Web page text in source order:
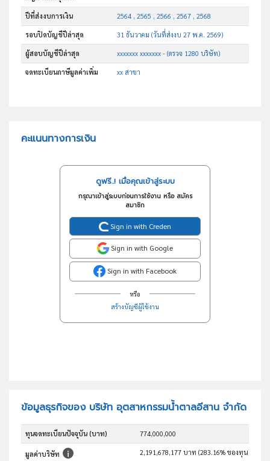
ปีที่ส่งงบการเงิน 2564 , 2565 , 2566 , 2567 , 2568
รอบปิดบัญชีปีล่าสุด 31 ธันวาคม (วันที่ส่งงบ 27 พ.ค. 2569)
ผู้สอบบัญชีปีล่าสุด xxxxxxx xxxxxxx - (ตรวจ 1280 บริษัท)
จดทะเบียนภาษีมูลค่าเพิ่ม xx สาขา
คะแนนทางการเงิน
ดูฟรี..! เมื่อคุณเข้าสู่ระบบ
กรุณาเข้าสู่ระบบก่อนการใช้งาน หรือ สมัคร
สมาชิก
Sign in with Creden
Sign in with Google
Sign in with Facebook
หรือ
สร้างบัญชีผู้ใช้งาน
ข้อมูลธุรกิจของ บริษัท อุตสาหกรรมน้ำตาลอีสาน จำกัด
ทุนจดทะเบียนปัจจุบัน (บาท) 774,000,000
มูลค่าบริษัท 2,191,678,177 บาท (283.16% ของทุน)